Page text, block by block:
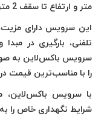
متر و ارتفاع تا سقف 2 متر قابل ارسال هستند.
این سرویس دارای
تلفنی، بارگیری در
سرویس باکس‌لاین به
را با مناسب‌ترین قیمت
با سرویس باکس‌لاین،
شرایط نگهداری خاص را